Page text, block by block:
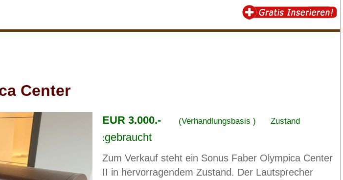
Center
EUR 3.000.- (Verhandlungsbasis )
Zustand
:gebraucht
Zum Verkauf steht ein Sonus Faber Olympica Center
II in hervorragendem Zustand. Der Lautsprecher